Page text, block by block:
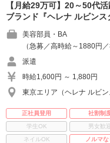
【月給29万可】20～50代
ブランド『ヘレナ ルビンス
美容部員・BA
（急募／高時給～1880円
派遣
時給1,600円 ～ 1,880円
東京エリア（ヘレナ ルビン
正社員登用 社割制
学生OK
男女歓
ネイルOK
ノルマな